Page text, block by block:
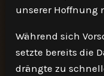
unserer Hoffnung
Während sich
setzte bereits die
drängte zu